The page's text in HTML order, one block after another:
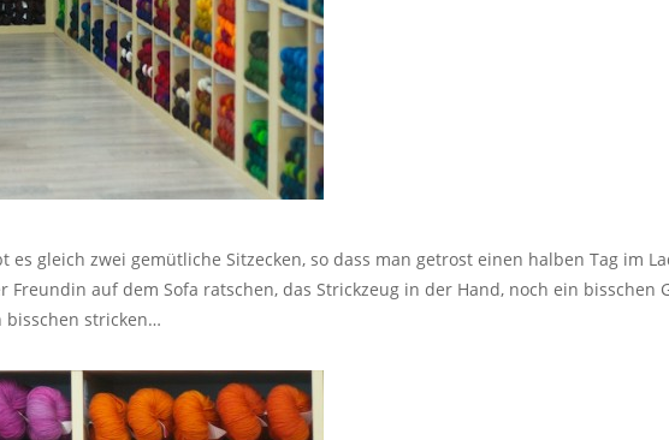
es gleich zwei gemütliche Sitzecken, so dass man getrost einen halben Tag im
Freundin auf dem Sofa ratschen, das Strickzeug in der Hand, noch ein bisschen
bisschen stricken…